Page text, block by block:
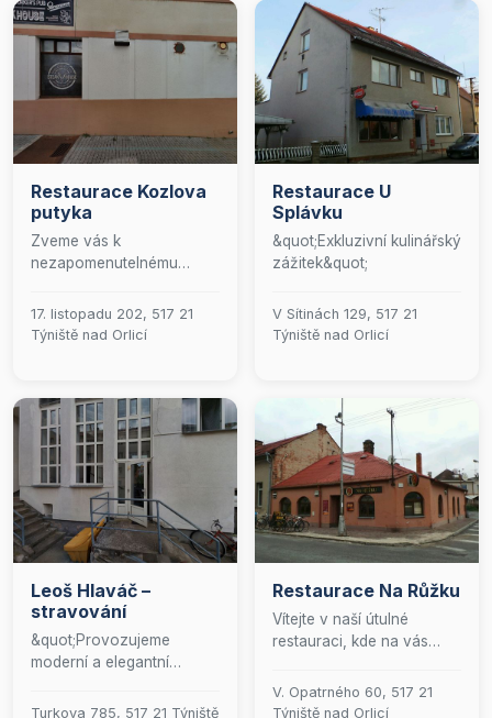
Restaurace Kozlova
putyka
Zveme vás k
nezapomenutelnému
naší prestižní restauraci,
kde se snoubí vytříbené
připravujeme pečlivě
sestavené menu, které
zahrnuje jak gurmánské
pokrmy, tak i šťavnaté
burgery, doplněné širokou
paletou alkoholických a
nealkoholických nápojů.
Naše exkluzivní pivnice je
prvotřídního tankového
piva, zatímco celoročně
otevřená zahrádka
poskytuje ideální útočiště
17. listopadu 202, 517 21
Týniště nad Orlicí
Restaurace U
Splávku
&quot;Exkluzivní kulinářský
zážitek&quot;
V Sítinách 129, 517 21
Týniště nad Orlicí
Leoš Hlaváč –
stravování
&quot;Provozujeme
moderní a elegantní
kulinářské umění s
Turkova 785, 517 21 Týniště
Restaurace Na Růžku
Vítejte v naší útulné
restauraci, kde na vás
lahodných teplých i
studených pokrmů. U nás
V. Opatrného 60, 517 21
Týniště nad Orlicí